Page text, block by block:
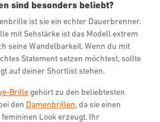
sind besonders beliebt?
ist sie ein echter Dauerbrenner.
mit Sehstärke ist das Modell extrem
seine Wandelbarkeit. Wenn du mit
Statement setzen möchtest, sollte
auf deiner Shortlist stehen.
Brillegehört zu den beliebtesten
den Damenbrillen , da sie einen
Look erzeugt. Ihr